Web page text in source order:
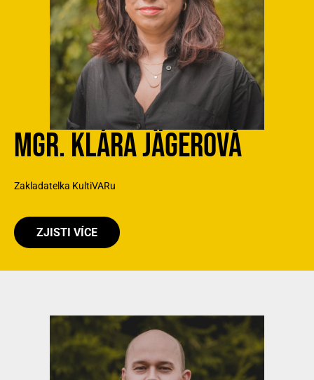
MGR. KLÁRA JÄGEROVÁ
Zakladatelka KultiVARu
ZJISTI VÍCE